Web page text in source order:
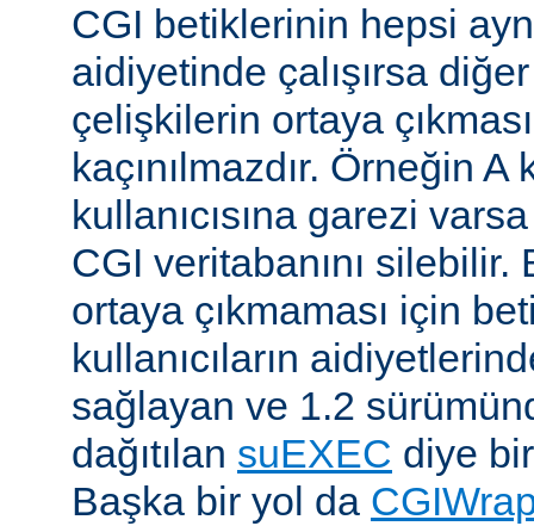
CGI betiklerinin hepsi
aidiyetinde çalışırsa
çelişkilerin ortaya
kaçınılmazdır. Örneğin A
kullanıcısına garezi
CGI veritabanını silebilir.
ortaya çıkmaması için
kullanıcıların
sağlayan ve 1.2
dağıtılan suEXEC diye
Başka bir yol da